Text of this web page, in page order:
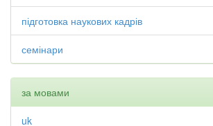
підготовка наукових кадрів
семінари
за мовами
uk